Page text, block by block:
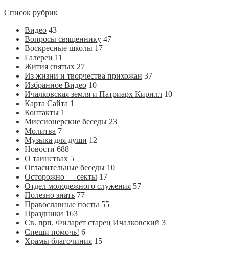
Список рубрик
Видео 43
Вопросы священнику 47
Воскресные школы 17
Галереи 11
Жития святых 27
Из жизни и творчества прихожан 37
Избранное Видео 10
Ичалковская земля и Патриарх Кирилл 10
Карта Сайта 1
Контакты 1
Миссионерские беседы 23
Молитва 7
Музыка для души 12
Новости 688
О таинствах 5
Огласительные беседы 10
Осторожно — секты 17
Отдел молодежного служения 57
Полезно знать 77
Православные посты 55
Праздники 163
Св. прп. Филарет старец Ичалковский 3
Спеши помочь! 6
Храмы благочиния 15